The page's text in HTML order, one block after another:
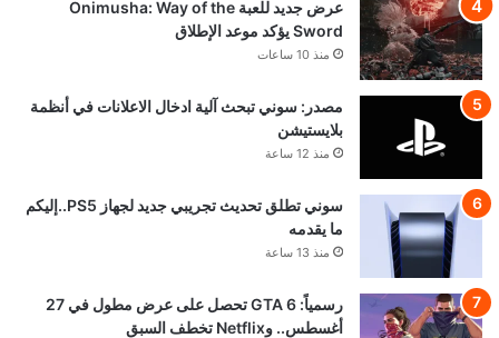
عرض جديد للعبة Onimusha: Way of the
Sword يؤكد موعد الإطلاق
منذ 10 ساعات
مصدر: سوني تبحث آلية ادخال الاعلانات في أنظمة
بلايستيشن
منذ 12 ساعة
سوني تطلق تحديث تجريبي جديد لجهاز PS5..إليكم
ما يقدمه
منذ 13 ساعة
رسمياً: GTA 6 تحصل على عرض مطول في 27
أغسطس.. وNetflix تخطف السبق